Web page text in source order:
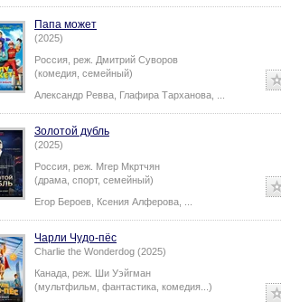
Папа может
(2025)
Россия, реж. Дмитрий Суворов
(комедия, семейный)
Александр Ревва Глафира Тарханова
Золотой дубль
(2025)
Россия, реж. Мгер Мкртчян
(драма, спорт, семейный)
Егор Бероев Ксения Алферова
Чарли Чудо-пёс
Charlie the Wonderdog (2025)
Канада, реж. Ши Уэйгман
(мультфильм, фантастика, комедия...)